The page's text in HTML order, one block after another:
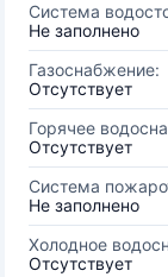
Система
Не заполнено
Газоснабжение:
Отсутствует
Горячее
Отсутствует
Система
Не заполнено
Холодное
Отсутствует